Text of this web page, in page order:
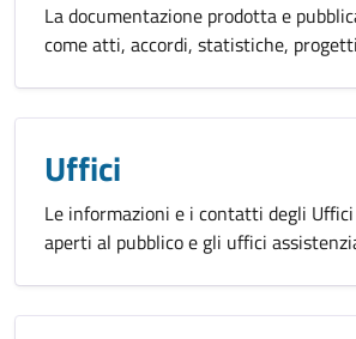
La documentazione prodotta e
come atti, accordi, statistiche,
Uffici
Le informazioni e i contatti degli
aperti al pubblico e gli uffici